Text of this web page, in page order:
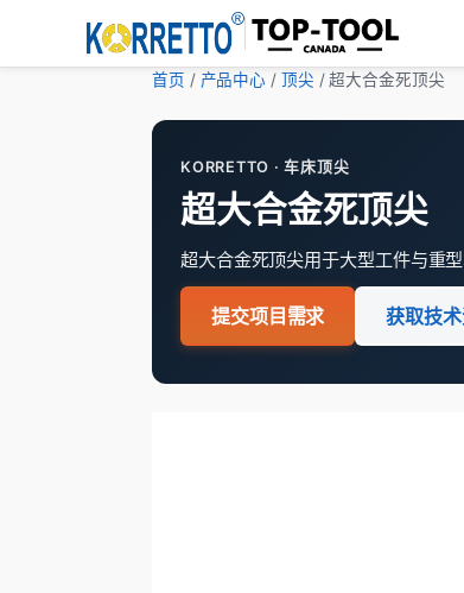
首页 / 产品中心 / 顶尖 / 超大合金死顶尖
KORRETTO · 车床顶尖
超大合金死顶尖
超大合金死顶尖用于大型工件与重
提交项目需求 获取技